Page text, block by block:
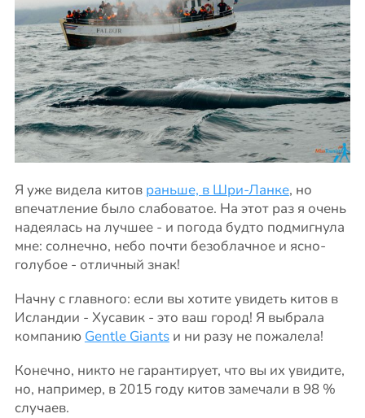
Я уже видела китов раньше, в Шри-Ланке, но
впечатление было слабоватое. На этот раз я очень
надеялась на лучшее - и погода будто подмигнула
мне: солнечно, небо почти безоблачное и ясно-
голубое - отличный знак!
Начну с главного: если вы хотите увидеть китов в
Исландии - Хусавик - это ваш город! Я выбрала
компанию Gentle Giantsи ни разу не пожалела!
Конечно, никто не гарантирует, что вы их увидите,
но, например, в 2015 году китов замечали в 98 %
случаев.